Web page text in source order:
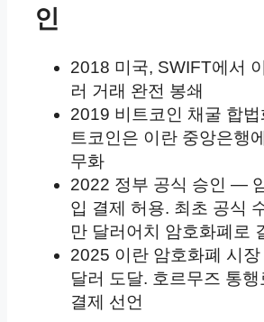
인
2018 미국, SWIFT에서
러 거래 완전 봉쇄
2019 비트코인 채굴 합법
트코인은 이란 중앙은행
무화
2022 정부 공식 승인 —
입 결제 허용. 최초 공식
만 달러어치 암호화폐로
2025 이란 암호화폐 시
달러 도달. 호르무즈 통행
결제 선언